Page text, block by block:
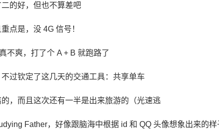
的好，但也不算差吧
点是，没 4G 信号！
不爽，打了个 A + B 就跑路了
过钦定了这几天的交通工具：共享单车
，而且这次还有一半是出来旅游的（光速逃
Father，好像跟脑海中根据 id 和 QQ 头像想象出来的